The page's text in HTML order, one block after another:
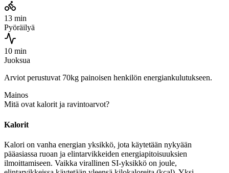
13 min
Pyöräilyä
10 min
Juoksua
Arviot perustuvat 70kg painoisen henkilön energiankulutukseen.
Mainos
Mitä ovat kalorit ja ravintoarvot?
Kalorit
Kalori on vanha energian yksikkö, jota käytetään nykyään
pääasiassa ruoan ja elintarvikkeiden energiapitoisuuksien
ilmoittamiseen. Vaikka virallinen SI-yksikkö on joule,